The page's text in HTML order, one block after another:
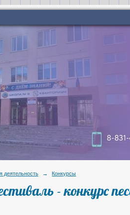
деятельность → Конкурсы
- конкурс